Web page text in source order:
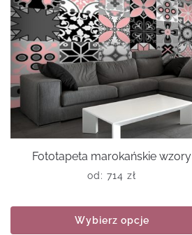
Fototapeta marokańskie wzory
od: 714 zł
Wybierz opcje